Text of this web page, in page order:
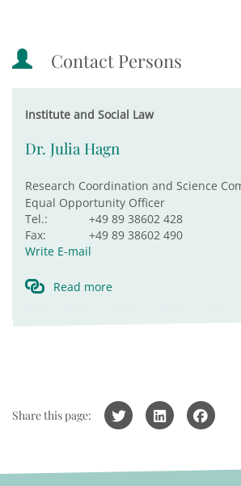
Contact Persons
Institute and Social Law
Dr. Julia Hagn
Research Coordination and Science
Equal Opportunity Officer
Tel.:
+49 89 38602 428
Fax:
+49 89 38602 490
Write E-mail
Read more
Share this page: